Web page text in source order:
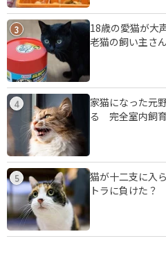
3
18歳の愛猫が大
老猫の飼い主さ
4
家猫になった元
る 完全室内飼
5
猫が十二支に入
トラに負けた？